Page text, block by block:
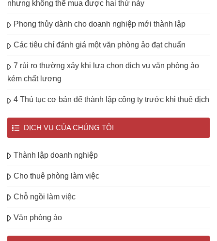
nhưng không thể mua được hai thứ này
Phong thủy dành cho doanh nghiệp mới thành lập
Các tiêu chí đánh giá một văn phòng ảo đạt chuẩn
7 rủi ro thường xảy khi lựa chọn dịch vụ văn phòng ảo
kém chất lượng
4 Thủ tục cơ bản để thành lập công ty trước khi thuê dịch
DỊCH VỤ CỦA CHÚNG TÔI
Thành lập doanh nghiệp
Cho thuê phòng làm việc
Chỗ ngồi làm việc
Văn phòng ảo